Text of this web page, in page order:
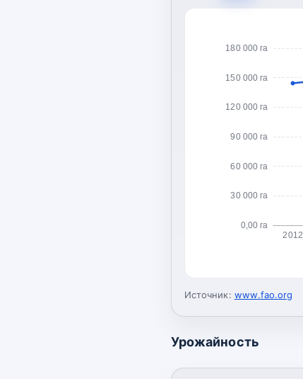
0,00 га
30 000 га
60 000 га
90 000 га
120 000 га
150 000 га
180 000 га
2012
Источник: www.fao.org
Урожайность